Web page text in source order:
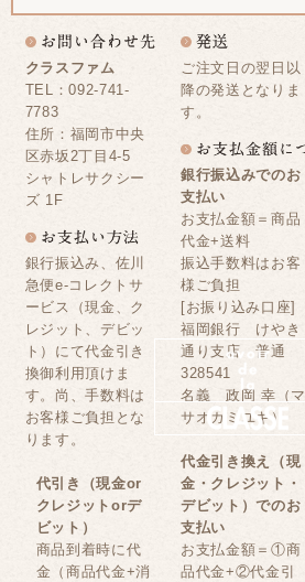
クラスファム
TEL：092-741-
7783
住所：福岡市中央
区赤坂2丁目4-5
シャトレサクシー
ズ 1F
銀行振込み、佐川
急便e-コレクトサ
ービス（現金、ク
レジット、デビッ
ト）にて代金引き
換御利用頂けま
す。尚、手数料は
お客様ご負担とな
ります。
代引き（現金or
クレジットorデ
ビット）
商品到着時に代
金（商品代金+消
ご注文日の翌日以
降の発送となりま
す。
銀行振込みでのお
支払い
お支払金額＝商品
代金+送料
振込手数料はお客
様ご負担
[お振り込み口座]
福岡銀行 けやき
通り支店 普通
328541
名義 政岡 幸（マ
サオカミユキ）
代金引き換え（現
金・クレジット・
デビット）でのお
支払い
お支払金額＝①商
品代金+②代金引